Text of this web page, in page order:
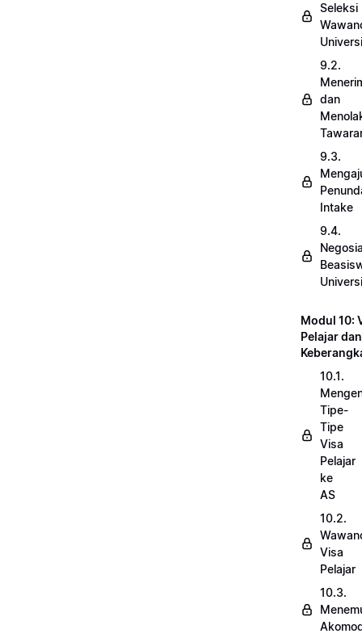
Seleksi
9.2.
dan
9.3.
Intake
9.4.
Modul 10:
Pelajar dan
10.1.
Tipe-
Tipe
Visa
Pelajar
ke
AS
10.2.
Visa
Pelajar
10.3.